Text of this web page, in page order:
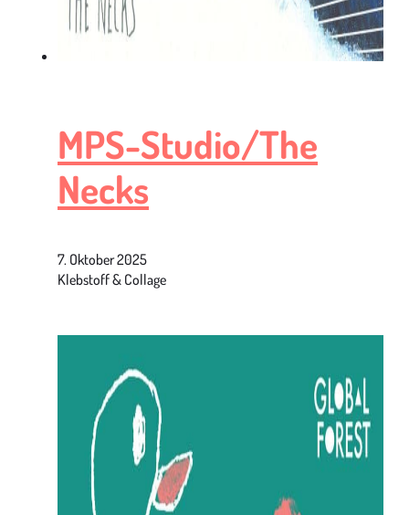
MPS-Studio/The
Necks
7. Oktober 2025
Klebstoff & Collage